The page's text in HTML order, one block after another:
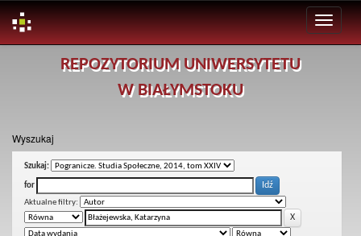
REPOZYTORIUM UNIWERSYTETU
W BIAŁYMSTOKU
Wyszukaj
Szukaj:
for
Aktualne filtry: